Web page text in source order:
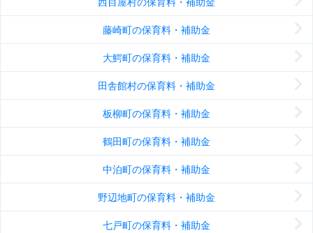
藤崎町の保育料・補助金
大鰐町の保育料・補助金
田舎館村の保育料・補助金
板柳町の保育料・補助金
鶴田町の保育料・補助金
中泊町の保育料・補助金
野辺地町の保育料・補助金
七戸町の保育料・補助金